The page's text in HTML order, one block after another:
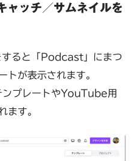
ャッチ／サムネイルを
ると「Podcast」にまつ
トが表示されます。
プレートやYouTube用
ます。